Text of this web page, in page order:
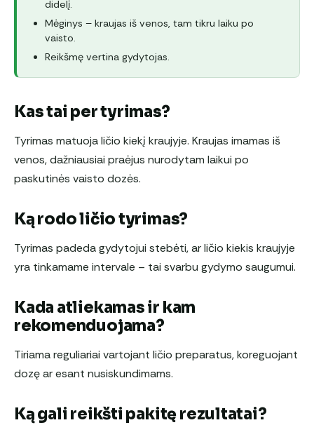
didelį.
Mėginys – kraujas iš venos, tam tikru laiku po
vaisto.
Reikšmę vertina gydytojas.
Kas tai per tyrimas?
Tyrimas matuoja ličio kiekį kraujyje. Kraujas imamas iš
venos, dažniausiai praėjus nurodytam laikui po
paskutinės vaisto dozės.
Ką rodo ličio tyrimas?
Tyrimas padeda gydytojui stebėti, ar ličio kiekis kraujyje
yra tinkamame intervale – tai svarbu gydymo saugumui.
Kada atliekamas ir kam
rekomenduojama?
Tiriama reguliariai vartojant ličio preparatus, koreguojant
dozę ar esant nusiskundimams.
Ką gali reikšti pakitę rezultatai?